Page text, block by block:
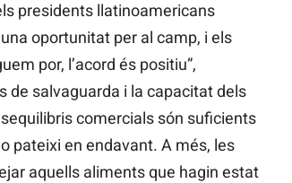
presidents llatinoamericans
oportunitat per al camp, i els
por, l’acord és positiu”,
de salvaguarda i la capacitat dels
comercials són suficients
pateixi en endavant. A més, les
aquells aliments que hagin estat